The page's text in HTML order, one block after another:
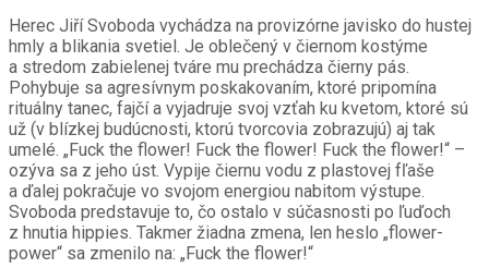
Herec Jiří Svoboda vychádza na provizórne javisko do hustej
hmly a blikania svetiel. Je oblečený v čiernom kostýme
a stredom zabielenej tváre mu prechádza čierny pás.
Pohybuje sa agresívnym poskakovaním, ktoré pripomína
rituálny tanec, fajčí a vyjadruje svoj vzťah ku kvetom, ktoré sú
už (v blízkej budúcnosti, ktorú tvorcovia zobrazujú) aj tak
umelé. „Fuck the flower! Fuck the flower! Fuck the flower!“ –
ozýva sa z jeho úst. Vypije čiernu vodu z plastovej fľaše
a ďalej pokračuje vo svojom energiou nabitom výstupe.
Svoboda predstavuje to, čo ostalo v súčasnosti po ľuďoch
z hnutia hippies. Takmer žiadna zmena, len heslo „flower-
power“ sa zmenilo na: „Fuck the flower!“